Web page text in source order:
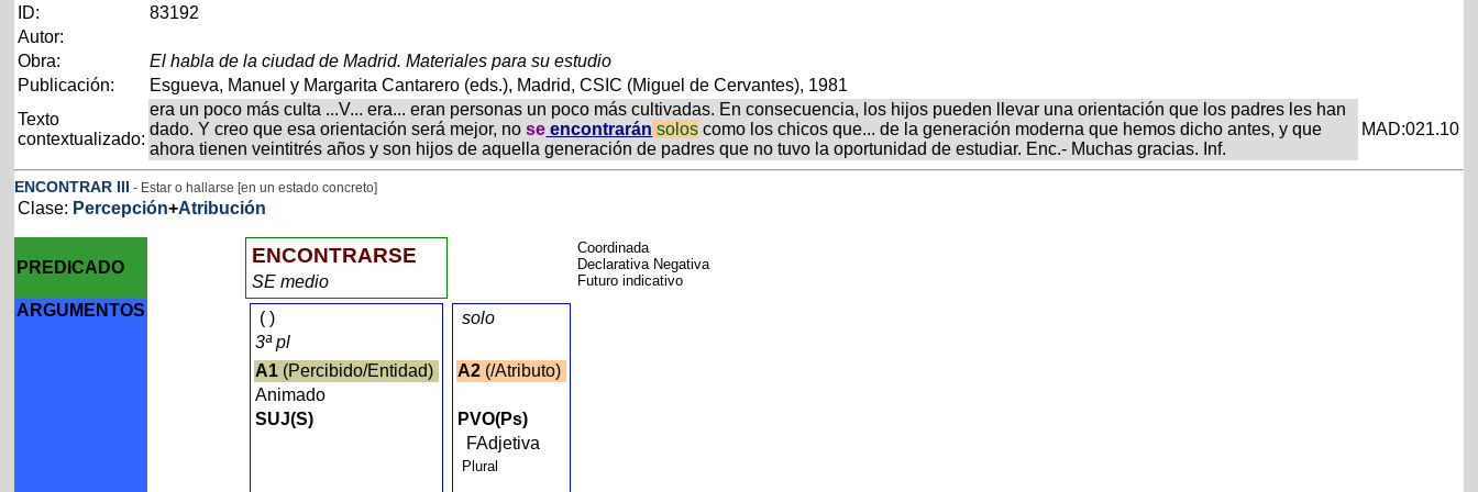
ID:
83192
Autor:
Obra:
El habla de la ciudad de Madrid. Materiales para su estudio
Publicación:
Esgueva, Manuel y Margarita Cantarero (eds.), Madrid, CSIC (Miguel de Cervantes), 1981
Texto
contextualizado:
era un poco más culta ...V... era... eran personas un poco más cultivadas. En consecuencia, los hijos pueden llevar una orientación que los padres les han
dado. Y creo que esa orientación será mejor, no se encontrarán solos como los chicos que... de la generación moderna que hemos dicho antes, y que
ahora tienen veintitrés años y son hijos de aquella generación de padres que no tuvo la oportunidad de estudiar. Enc.- Muchas gracias. Inf.
MAD:021.10
ENCONTRAR III - Estar o hallarse [en un estado concreto]
Clase: Percepción+Atribución
PREDICADO
ENCONTRARSE
SE medio
Coordinada
Declarativa Negativa
Futuro indicativo
ARGUMENTOS ( )
3ª pl
A1 (Percibido/Entidad)
Animado
SUJ(S)
solo
A2 (/Atributo)
PVO(Ps)
FAdjetiva
Plural